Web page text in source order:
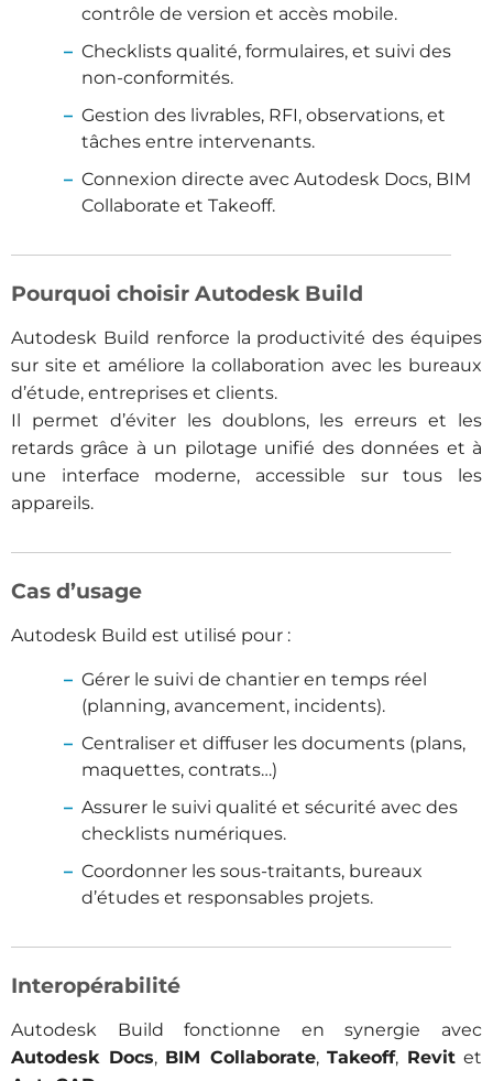
contrôle de version et accès mobile.
Checklists qualité, formulaires, et suivi des
non-conformités.
Gestion des livrables, RFI, observations, et
tâches entre intervenants.
Connexion directe avec Autodesk Docs, BIM
Collaborate et Takeoff.
Pourquoi choisir Autodesk Build
Autodesk Build renforce la productivité des équipes
sur site et améliore la collaboration avec les bureaux
d’étude, entreprises et clients.
Il permet d’éviter les doublons, les erreurs et les
retards grâce à un pilotage unifié des données et à
une interface moderne, accessible sur tous les
appareils.
Cas d’usage
Autodesk Build est utilisé pour :
Gérer le suivi de chantier en temps réel
(planning, avancement, incidents).
Centraliser et diffuser les documents (plans,
maquettes, contrats…)
Assurer le suivi qualité et sécurité avec des
checklists numériques.
Coordonner les sous-traitants, bureaux
d’études et responsables projets.
Interopérabilité
Autodesk Build fonctionne en synergie avec
Autodesk Docs, BIM Collaborate, Takeoff, Revitet